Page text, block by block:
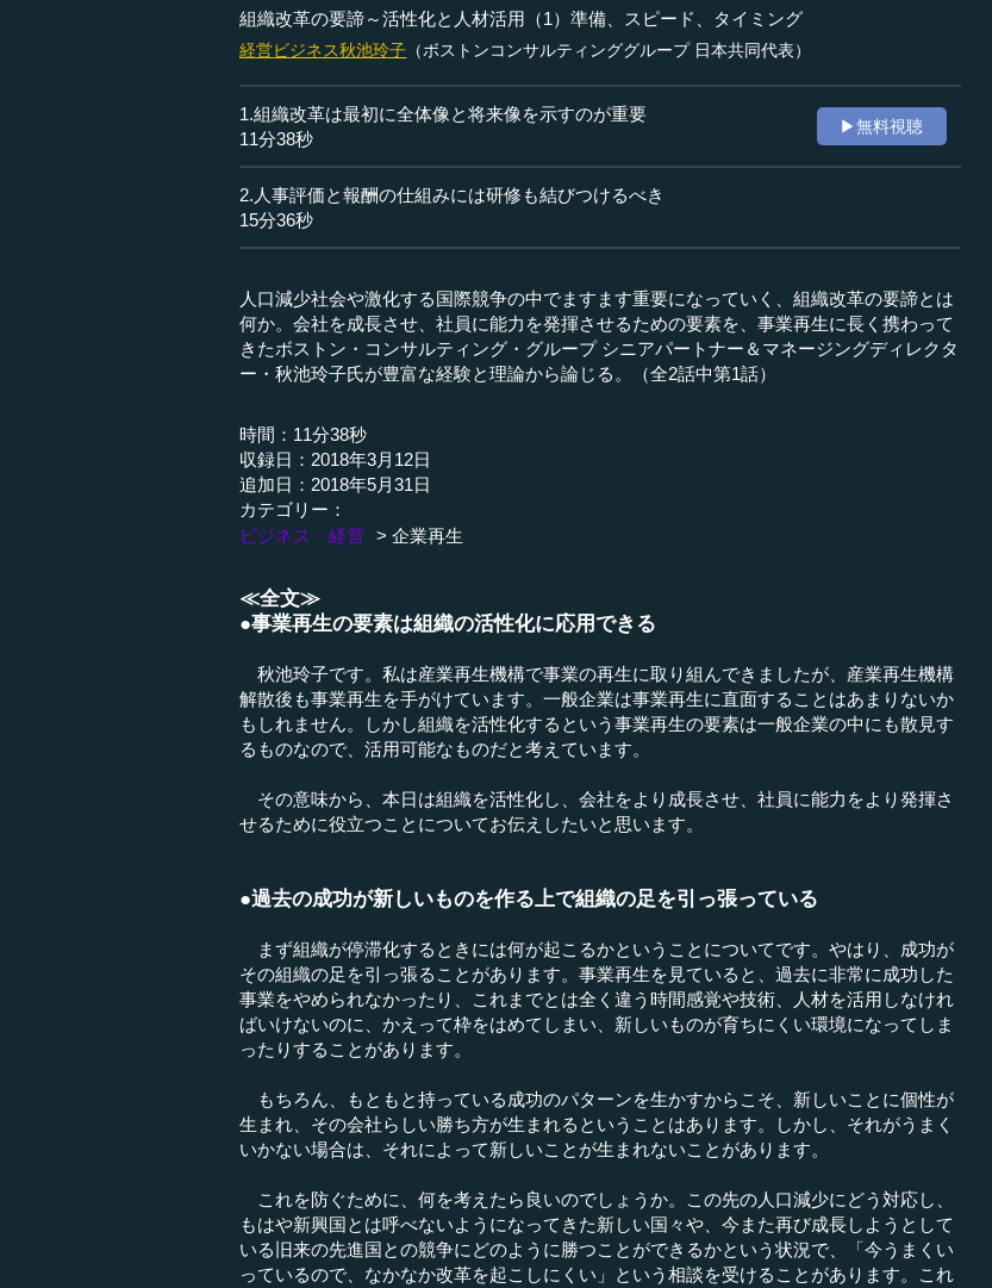
組織改革の要諦～活性化と人材活用（1）準備、スピード、タイミング
経営ビジネス秋池玲子 （ボストンコンサルティンググループ 日本共同代表）
1.組織改革は最初に全体像と将来像を示すのが重要
11分38秒
▶無料視聴
2.人事評価と報酬の仕組みには研修も結びつけるべき
15分36秒
人口減少社会や激化する国際競争の中でますます重要になっていく、組織改革の要諦とは
何か。会社を成長させ、社員に能力を発揮させるための要素を、事業再生に長く携わって
きたボストン・コンサルティング・グループ シニアパートナー＆マネージングディレクタ
ー・秋池玲子氏が豊富な経験と理論から論じる。（全2話中第1話）
時間：11分38秒
収録日：2018年3月12日
追加日：2018年5月31日
カテゴリー：
ビジネス・経営
企業再生
≪全文≫
●事業再生の要素は組織の活性化に応用できる
秋池玲子です。私は産業再生機構で事業の再生に取り組んできましたが、産業再生機構
解散後も事業再生を手がけています。一般企業は事業再生に直面することはあまりないか
もしれません。しかし組織を活性化するという事業再生の要素は一般企業の中にも散見す
るものなので、活用可能なものだと考えています。
その意味から、本日は組織を活性化し、会社をより成長させ、社員に能力をより発揮さ
せるために役立つことについてお伝えしたいと思います。
●過去の成功が新しいものを作る上で組織の足を引っ張っている
まず組織が停滞化するときには何が起こるかということについてです。やはり、成功が
その組織の足を引っ張ることがあります。事業再生を見ていると、過去に非常に成功した
事業をやめられなかったり、これまでとは全く違う時間感覚や技術、人材を活用しなけれ
ばいけないのに、かえって枠をはめてしまい、新しいものが育ちにくい環境になってしま
ったりすることがあります。
もちろん、もともと持っている成功のパターンを生かすからこそ、新しいことに個性が
生まれ、その会社らしい勝ち方が生まれるということはあります。しかし、それがうまく
いかない場合は、それによって新しいことが生まれないことがあります。
これを防ぐために、何を考えたら良いのでしょうか。この先の人口減少にどう対応し、
もはや新興国とは呼べないようになってきた新しい国々や、今また再び成長しようとして
いる旧来の先進国との競争にどのように勝つことができるかという状況で、「今うまくい
っているので、なかなか改革を起こしにくい」という相談を受けることがあります。これ